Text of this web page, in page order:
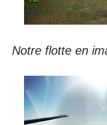
Notre flotte en